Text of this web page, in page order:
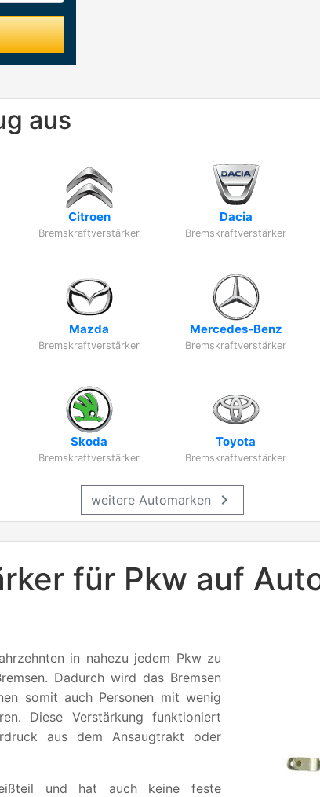
aus
Citroen
Bremskraftverstärker
Dacia
Bremskraftverstärker
Mazda
Bremskraftverstärker
Mercedes-Benz
Bremskraftverstärker
Skoda
Bremskraftverstärker
Toyota
Bremskraftverstärker
weitere Automarken chevron_right
für Pkw auf
in nahezu jedem Pkw zu
Dadurch wird das Bremsen
somit auch Personen mit wenig
Diese Verstärkung funktioniert
aus dem Ansaugtrakt oder
und hat auch keine feste